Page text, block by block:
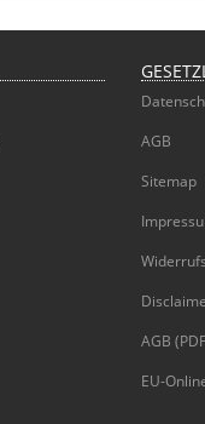
AGB
Sitemap
AGB
EU-